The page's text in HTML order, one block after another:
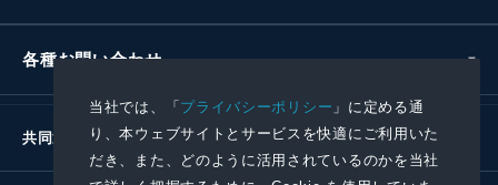
当社では、「プライバシーポリシー 」に定める通
り、本ウェブサイトとサービスを快適にご利用いた
だき、また、どのように活用されているのかを当社
各種お問い合わせ
共同通信社グループ